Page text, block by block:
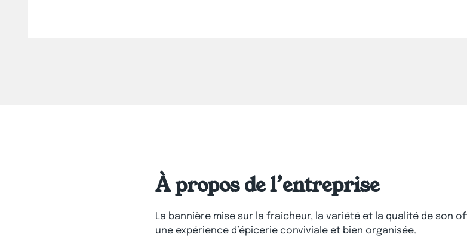
À propos de l’entreprise
La bannière mise sur la fraîcheur, la variété et la qualité de son
une expérience d’épicerie conviviale et bien organisée.